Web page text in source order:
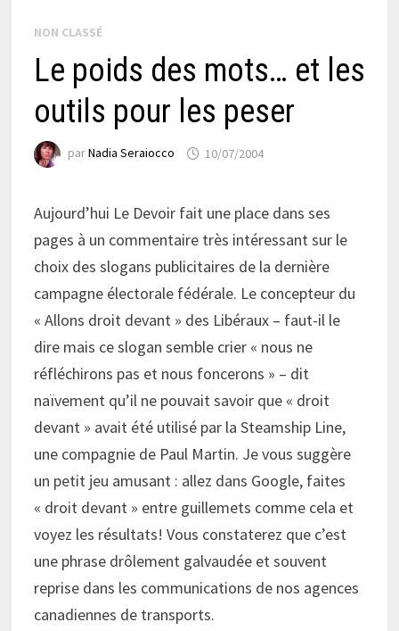
NON CLASSÉ
Le poids des mots… et les
outils pour les peser
parNadia Seraiocco 10/07/2004
Aujourd’hui Le Devoir fait une place dans ses
pages à un commentaire très intéressant sur le
choix des slogans publicitaires de la dernière
campagne électorale fédérale. Le concepteur du
« Allons droit devant » des Libéraux – faut-il le
dire mais ce slogan semble crier « nous ne
réfléchirons pas et nous foncerons » – dit
naïvement qu’il ne pouvait savoir que « droit
devant » avait été utilisé par la Steamship Line,
une compagnie de Paul Martin. Je vous suggère
un petit jeu amusant : allez dans Google, faites
« droit devant » entre guillemets comme cela et
voyez les résultats! Vous constaterez que c’est
une phrase drôlement galvaudée et souvent
reprise dans les communications de nos agences
canadiennes de transports.